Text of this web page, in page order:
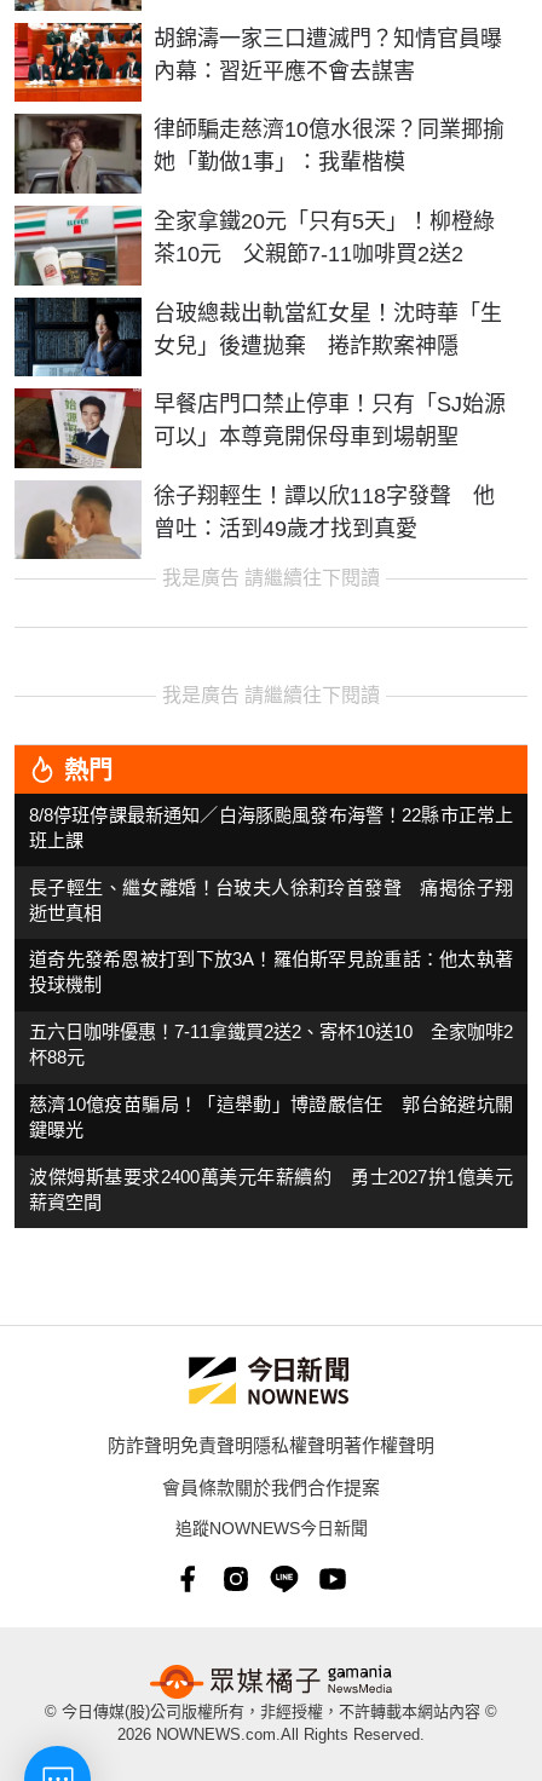
胡錦濤一家三口遭滅門？知情官員曝
內幕：習近平應不會去謀害
律師騙走慈濟10億水很深？同業揶揄
她「勤做1事」：我輩楷模
全家拿鐵20元「只有5天」！柳橙綠
茶10元 父親節7-11咖啡買2送2
台玻總裁出軌當紅女星！沈時華「生
女兒」後遭拋棄 捲詐欺案神隱
早餐店門口禁止停車！只有「SJ始源
可以」本尊竟開保母車到場朝聖
徐子翔輕生！譚以欣118字發聲 他
曾吐：活到49歲才找到真愛
我是廣告 請繼續往下閱讀
我是廣告 請繼續往下閱讀
熱門
8/8停班停課最新通知／白海豚颱風發布海警！22縣市正常上
班上課
長子輕生、繼女離婚！台玻夫人徐莉玲首發聲 痛揭徐子翔
逝世真相
道奇先發希恩被打到下放3A！羅伯斯罕見說重話：他太執著
投球機制
五六日咖啡優惠！7-11拿鐵買2送2、寄杯10送10 全家咖啡2
杯88元
慈濟10億疫苗騙局！「這舉動」博證嚴信任 郭台銘避坑關
鍵曝光
波傑姆斯基要求2400萬美元年薪續約 勇士2027拚1億美元
薪資空間
防詐聲明免責聲明隱私權聲明著作權聲明
會員條款關於我們合作提案
追蹤NOWNEWS今日新聞
© 今日傳媒(股)公司版權所有，非經授權，不許轉載本網站內容 ©
2026 NOWNEWS.com.All Rights Reserved.